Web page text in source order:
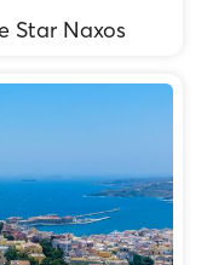
Star Naxos